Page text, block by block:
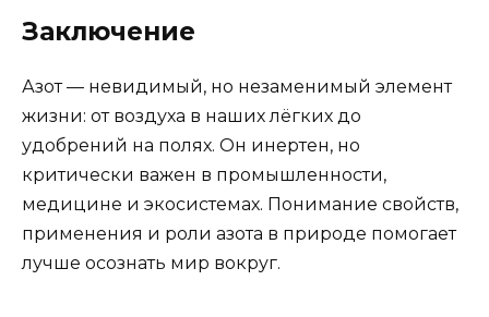
Заключение
Азот — невидимый, но незаменимый элемент
жизни: от воздуха в наших лёгких до
удобрений на полях. Он инертен, но
критически важен в промышленности,
медицине и экосистемах. Понимание свойств,
применения и роли азота в природе помогает
лучше осознать мир вокруг.